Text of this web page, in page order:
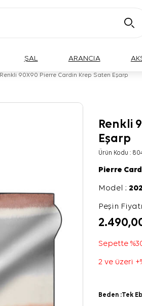
ŞAL ARANCIA
Renkli 90X90 Pierre Cardin Krep Saten Eşarp
Renkli
Eşarp
Ürün Kodu :
Pierre
Model :
Peşin
Sepette
2 ve üzeri
Beden :Tek